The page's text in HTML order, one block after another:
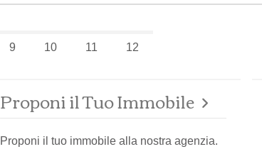
9 10 11 12
Proponi il Tuo Immobile
Proponi il tuo immobile alla nostra agenzia.